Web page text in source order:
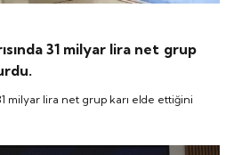
31 milyar lira net grup
milyar lira net grup karı elde ettiğini